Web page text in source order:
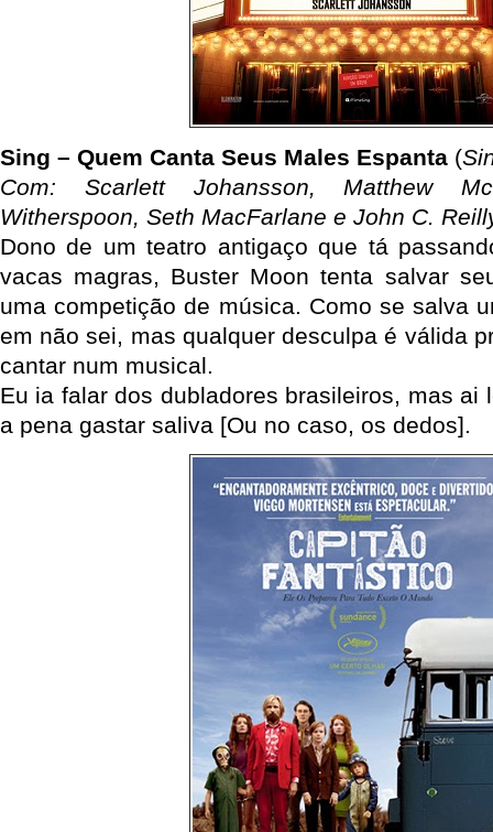
Sing – Quem Canta Seus Males Espanta (
Com: Scarlett Johansson, Matthew
Witherspoon, Seth MacFarlane e John C.
Dono de um teatro antigaço que tá
vacas magras, Buster Moon tenta salvar
uma competição de música. Como se salva
em não sei, mas qualquer desculpa é válida
cantar num musical.
Eu ia falar dos dubladores brasileiros, mas ai
a pena gastar saliva [Ou no caso, os dedos].